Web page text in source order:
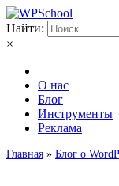
Найти:
×
О нас
Блог
Инструменты
Реклама
Главная » Блог о